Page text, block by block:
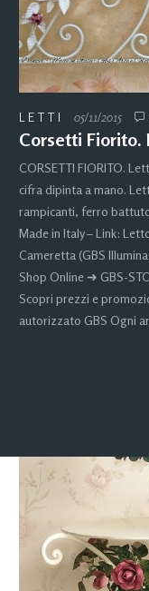
LETTI 05/11/2015
Corsetti Fiorito.
CORSETTI FIORITO.
cifra dipinta a mano.
rampicanti, ferro
Made in Italy – Link:
Cameretta (GBS
Shop Online ➜ GBS-
Scopri prezzi e
autorizzato GBS Ogni